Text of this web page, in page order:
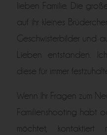
lieben Familie. Die
auf ihr kleines
Geschwisterbilder und
Lieben entstanden.
diese für immer
Wenn Ihr Fragen zum
Familienshooting habt
möchtet,